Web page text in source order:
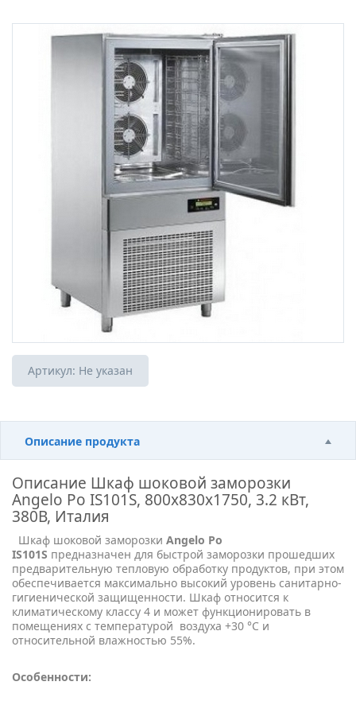
Артикул: Не указан
Описание продукта
Описание Шкаф шоковой заморозки
Angelo Po IS101S, 800x830x1750, 3.2 кВт,
380В, Италия
Шкаф шоковой заморозки Angelo Po
IS101S предназначен для быстрой заморозки прошедших
предварительную тепловую обработку продуктов, при этом
обеспечивается максимально высокий уровень санитарно-
гигиенической защищенности. Шкаф относится к
климатическому классу 4 и может функционировать в
помещениях с температурой воздуха +30 °С и
относительной влажностью 55%.
Особенности: